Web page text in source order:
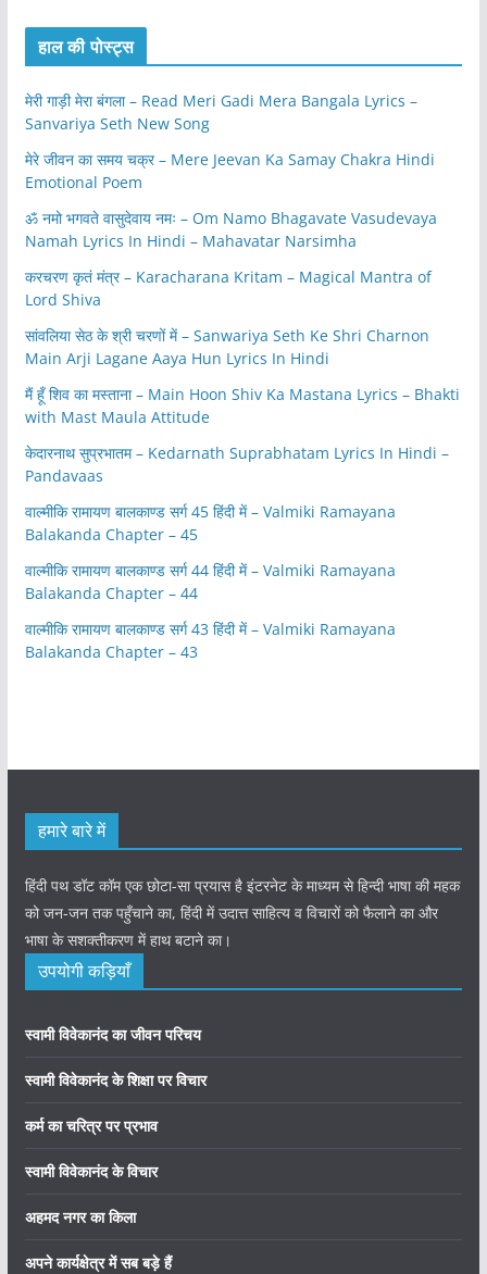
हाल की पोस्ट्स
मेरी गाड़ी मेरा बंगला – Read Meri Gadi Mera Bangala Lyrics –
Sanvariya Seth New Song
मेरे जीवन का समय चक्र – Mere Jeevan Ka Samay Chakra Hindi
Emotional Poem
ॐ नमो भगवते वासुदेवाय नमः – Om Namo Bhagavate Vasudevaya
Namah Lyrics In Hindi – Mahavatar Narsimha
करचरण कृतं मंत्र – Karacharana Kritam – Magical Mantra of
Lord Shiva
सांवलिया सेठ के श्री चरणों में – Sanwariya Seth Ke Shri Charnon
Main Arji Lagane Aaya Hun Lyrics In Hindi
मैं हूँ शिव का मस्ताना – Main Hoon Shiv Ka Mastana Lyrics – Bhakti
with Mast Maula Attitude
केदारनाथ सुप्रभातम – Kedarnath Suprabhatam Lyrics In Hindi –
Pandavaas
वाल्मीकि रामायण बालकाण्ड सर्ग 45 हिंदी में – Valmiki Ramayana
Balakanda Chapter – 45
वाल्मीकि रामायण बालकाण्ड सर्ग 44 हिंदी में – Valmiki Ramayana
Balakanda Chapter – 44
वाल्मीकि रामायण बालकाण्ड सर्ग 43 हिंदी में – Valmiki Ramayana
Balakanda Chapter – 43
हमारे बारे में
हिंदी पथ डॉट कॉम एक छोटा-सा प्रयास है इंटरनेट के माध्यम से हिन्दी भाषा की महक
को जन-जन तक पहुँचाने का, हिंदी में उदात्त साहित्य व विचारों को फैलाने का और
भाषा के सशक्तीकरण में हाथ बटाने का।
उपयोगी कड़ियाँ
स्वामी विवेकानंद का जीवन परिचय
स्वामी विवेकानंद के शिक्षा पर विचार
कर्म का चरित्र पर प्रभाव
स्वामी विवेकानंद के विचार
अहमद नगर का किला
अपने कार्यक्षेत्र में सब बड़े हैं